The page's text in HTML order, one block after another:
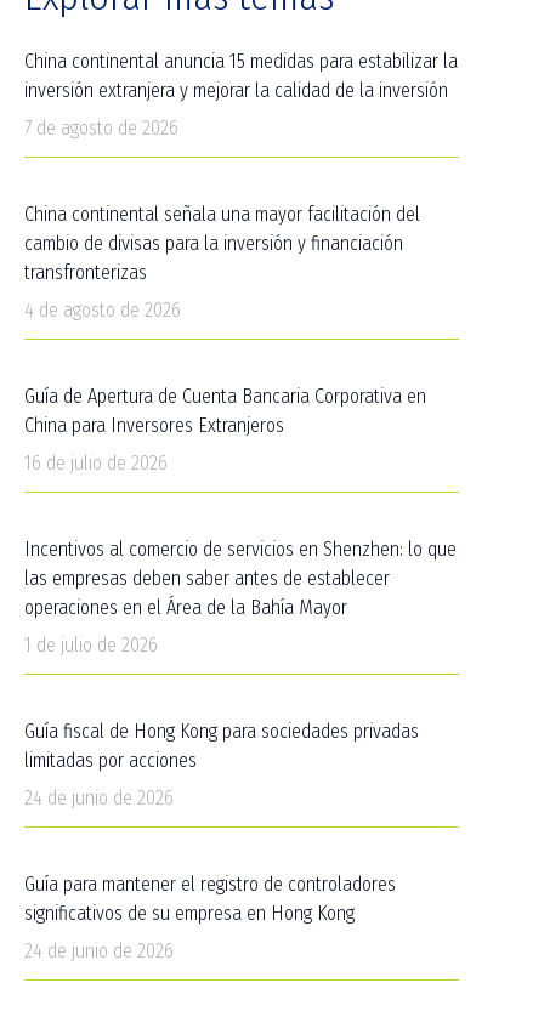
China continental anuncia 15 medidas para estabilizar la
inversión extranjera y mejorar la calidad de la inversión
7 de agosto de 2026
China continental señala una mayor facilitación del
cambio de divisas para la inversión y financiación
transfronterizas
4 de agosto de 2026
Guía de Apertura de Cuenta Bancaria Corporativa en
China para Inversores Extranjeros
16 de julio de 2026
Incentivos al comercio de servicios en Shenzhen: lo que
las empresas deben saber antes de establecer
operaciones en el Área de la Bahía Mayor
1 de julio de 2026
Guía fiscal de Hong Kong para sociedades privadas
limitadas por acciones
24 de junio de 2026
Guía para mantener el registro de controladores
significativos de su empresa en Hong Kong
24 de junio de 2026